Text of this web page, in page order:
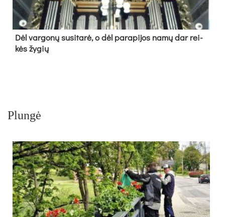
Dėl var­go­nų su­si­ta­rė, o dėl pa­ra­pi­jos na­mų dar rei­
kės žy­gių
Plungė